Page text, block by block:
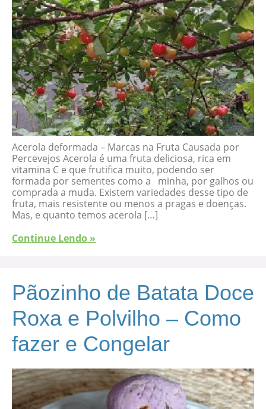
Acerola deformada – Marcas na Fruta Causada por
Percevejos Acerola é uma fruta deliciosa, rica em
vitamina C e que frutifica muito, podendo ser
formada por sementes como a minha, por galhos ou
comprada a muda. Existem variedades desse tipo de
fruta, mais resistente ou menos a pragas e doenças.
Mas, e quanto temos acerola […]
Continue Lendo »
Pãozinho de Batata Doce
Roxa e Polvilho – Como
fazer e Congelar